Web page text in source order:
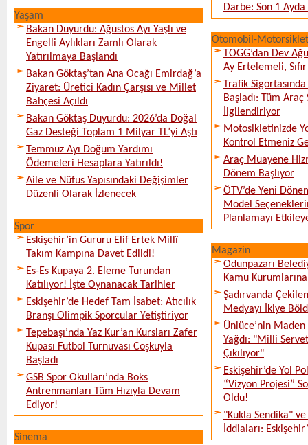
Yaşam
Bakan Duyurdu: Ağustos Ayı Yaşlı ve
Engelli Aylıkları Zamlı Olarak
Yatırılmaya Başlandı
Bakan Göktaş’tan Ana Ocağı Emirdağ’a
Ziyaret: Üretici Kadın Çarşısı ve Millet
Bahçesi Açıldı
Bakan Göktaş Duyurdu: 2026’da Doğal
Gaz Desteği Toplam 1 Milyar TL’yi Aştı
Temmuz Ayı Doğum Yardımı
Ödemeleri Hesaplara Yatırıldı!
Aile ve Nüfus Yapısındaki Değişimler
Düzenli Olarak İzlenecek
Spor
Eskişehir’in Gururu Elif Ertek Millî
Takım Kampına Davet Edildi!
Es-Es Kupaya 2. Eleme Turundan
Katılıyor! İşte Oynanacak Tarihler
Eskişehir’de Hedef Tam İsabet: Atıcılık
Branşı Olimpik Sporcular Yetiştiriyor
Tepebaşı’nda Yaz Kur’an Kursları Zafer
Kupası Futbol Turnuvası Coşkuyla
Başladı
GSB Spor Okulları’nda Boks
Antrenmanları Tüm Hızıyla Devam
Ediyor!
Sinema
Darbe: Son 1 Ayda
Otomobil-Motorsiklet
TOGG’dan Dev
Ay Ertelemeli,
Trafik
Başladı: Tüm
İlgilendiriyor
Motosikletinizde
Kontrol Etmeniz
Araç Muayene
Dönem Başlıyor
ÖTV’de Yeni
Model
Planlamayı
Magazin
Odunpazarı
Kamu Kurumlarına
Şadırvanda
Medyayı İkiye
Ünlüce’nin Maden
Yağdı: "Milli
Çıkılıyor"
Eskişehir’de Yol
“Vizyon Projesi”
Oldu!
"Kukla Sendika"
İddiaları: